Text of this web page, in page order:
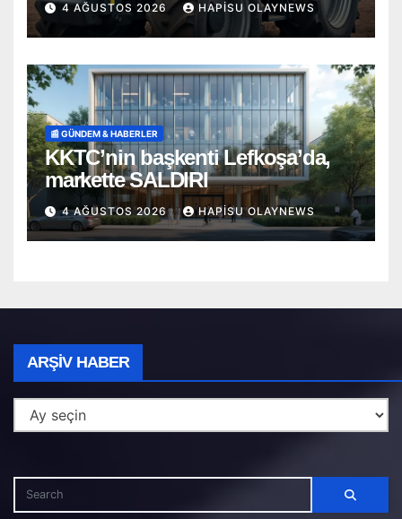
4 AĞUSTOS 2026 HAPISU OLAYNEWS
📰 GÜNDEM & HABERLER
KKTC’nin başkenti Lefkoşa’da,
markette SALDIRI
4 AĞUSTOS 2026 HAPISU OLAYNEWS
ARŞIV HABER
Haber